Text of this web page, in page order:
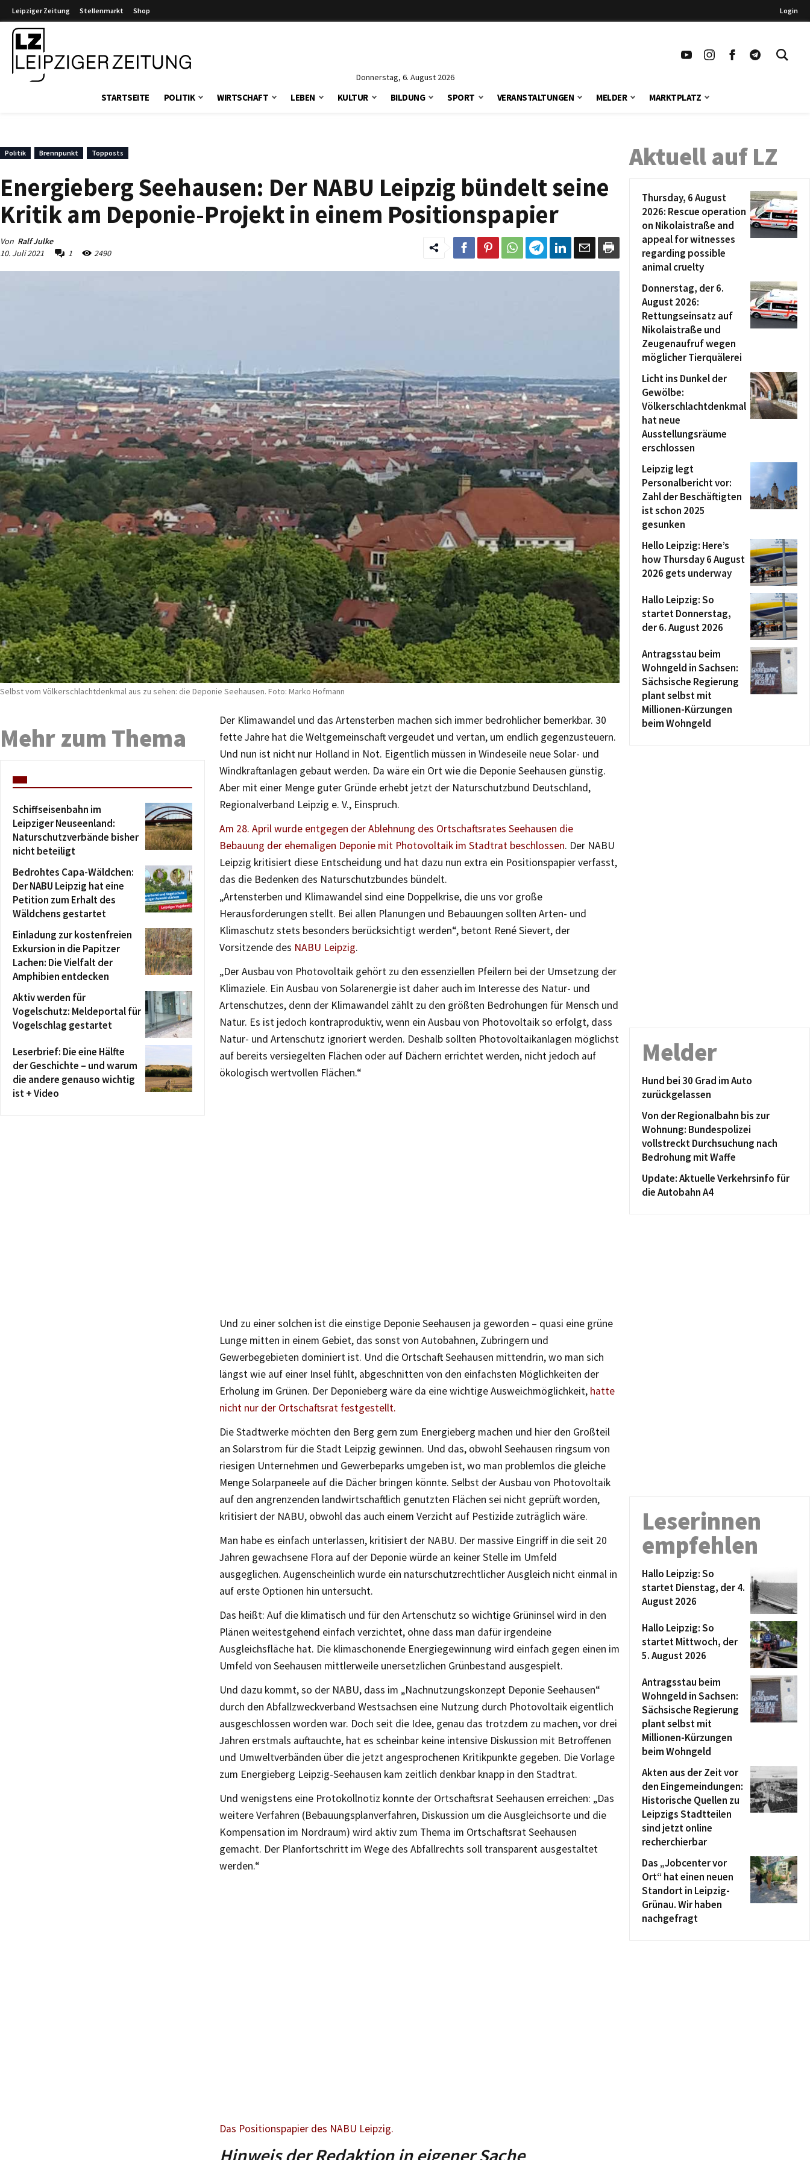
Leipziger Zeitung Stellenmarkt Shop Login
Donnerstag, 6. August 2026
STARTSEITE POLITIK WIRTSCHAFT LEBEN KULTUR BILDUNG SPORT VERANSTALTUNGEN MELDER MARKTPLATZ
Politik Brennpunkt Topposts
Energieberg Seehausen: Der NABU Leipzig bündelt seine
Kritik am Deponie-Projekt in einem Positionspapier
Von Ralf Julke
10. Juli 2021
1 2490
Selbst vom Völkerschlachtdenkmal aus zu sehen: die Deponie Seehausen. Foto: Marko Hofmann
Der Klimawandel und das Artensterben machen sich immer bedrohlicher bemerkbar. 30
fette Jahre hat die Weltgemeinschaft vergeudet und vertan, um endlich gegenzusteuern.
Und nun ist nicht nur Holland in Not. Eigentlich müssen in Windeseile neue Solar- und
Windkraftanlagen gebaut werden. Da wäre ein Ort wie die Deponie Seehausen günstig.
Aber mit einer Menge guter Gründe erhebt jetzt der Naturschutzbund Deutschland,
Regionalverband Leipzig e. V., Einspruch.
Am 28. April wurde entgegen der Ablehnung des Ortschaftsrates Seehausen die
Bebauung der ehemaligen Deponie mit Photovoltaik im Stadtrat beschlossen. Der NABU
Leipzig kritisiert diese Entscheidung und hat dazu nun extra ein Positionspapier verfasst,
das die Bedenken des Naturschutzbundes bündelt.
„Artensterben und Klimawandel sind eine Doppelkrise, die uns vor große
Herausforderungen stellt. Bei allen Planungen und Bebauungen sollten Arten- und
Klimaschutz stets besonders berücksichtigt werden“, betont René Sievert, der
Vorsitzende des NABU Leipzig.
„Der Ausbau von Photovoltaik gehört zu den essenziellen Pfeilern bei der Umsetzung der
Klimaziele. Ein Ausbau von Solarenergie ist daher auch im Interesse des Natur- und
Artenschutzes, denn der Klimawandel zählt zu den größten Bedrohungen für Mensch und
Natur. Es ist jedoch kontraproduktiv, wenn ein Ausbau von Photovoltaik so erfolgt, dass
Natur- und Artenschutz ignoriert werden. Deshalb sollten Photovoltaikanlagen möglichst
auf bereits versiegelten Flächen oder auf Dächern errichtet werden, nicht jedoch auf
ökologisch wertvollen Flächen.“
Und zu einer solchen ist die einstige Deponie Seehausen ja geworden – quasi eine grüne
Lunge mitten in einem Gebiet, das sonst von Autobahnen, Zubringern und
Gewerbegebieten dominiert ist. Und die Ortschaft Seehausen mittendrin, wo man sich
längst wie auf einer Insel fühlt, abgeschnitten von den einfachsten Möglichkeiten der
Erholung im Grünen. Der Deponieberg wäre da eine wichtige Ausweichmöglichkeit, hatte
nicht nur der Ortschaftsrat festgestellt.
Die Stadtwerke möchten den Berg gern zum Energieberg machen und hier den Großteil
an Solarstrom für die Stadt Leipzig gewinnen. Und das, obwohl Seehausen ringsum von
riesigen Unternehmen und Gewerbeparks umgeben ist, wo man problemlos die gleiche
Menge Solarpaneele auf die Dächer bringen könnte. Selbst der Ausbau von Photovoltaik
auf den angrenzenden landwirtschaftlich genutzten Flächen sei nicht geprüft worden,
kritisiert der NABU, obwohl das auch einem Verzicht auf Pestizide zuträglich wäre.
Man habe es einfach unterlassen, kritisiert der NABU. Der massive Eingriff in die seit 20
Jahren gewachsene Flora auf der Deponie würde an keiner Stelle im Umfeld
ausgeglichen. Augenscheinlich wurde ein naturschutzrechtlicher Ausgleich nicht einmal in
auf erste Optionen hin untersucht.
Das heißt: Auf die klimatisch und für den Artenschutz so wichtige Grüninsel wird in den
Plänen weitestgehend einfach verzichtet, ohne dass man dafür irgendeine
Ausgleichsfläche hat. Die klimaschonende Energiegewinnung wird einfach gegen einen im
Umfeld von Seehausen mittlerweile unersetzlichen Grünbestand ausgespielt.
Und dazu kommt, so der NABU, dass im „Nachnutzungskonzept Deponie Seehausen“
durch den Abfallzweckverband Westsachsen eine Nutzung durch Photovoltaik eigentlich
ausgeschlossen worden war. Doch seit die Idee, genau das trotzdem zu machen, vor drei
Jahren erstmals auftauchte, hat es scheinbar keine intensive Diskussion mit Betroffenen
und Umweltverbänden über die jetzt angesprochenen Kritikpunkte gegeben. Die Vorlage
zum Energieberg Leipzig-Seehausen kam zeitlich denkbar knapp in den Stadtrat.
Und wenigstens eine Protokollnotiz konnte der Ortschaftsrat Seehausen erreichen: „Das
weitere Verfahren (Bebauungsplanverfahren, Diskussion um die Ausgleichsorte und die
Kompensation im Nordraum) wird aktiv zum Thema im Ortschaftsrat Seehausen
gemacht. Der Planfortschritt im Wege des Abfallrechts soll transparent ausgestaltet
werden.“
Das Positionspapier des NABU Leipzig.
Hinweis der Redaktion in eigener Sache
Mehr zum Thema
Schiffseisenbahn im
Leipziger Neuseenland:
Naturschutzverbände bisher
nicht beteiligt
Bedrohtes Capa-Wäldchen:
Der NABU Leipzig hat eine
Petition zum Erhalt des
Wäldchens gestartet
Einladung zur kostenfreien
Exkursion in die Papitzer
Lachen: Die Vielfalt der
Amphibien entdecken
Aktiv werden für
Vogelschutz: Meldeportal für
Vogelschlag gestartet
Leserbrief: Die eine Hälfte
der Geschichte – und warum
die andere genauso wichtig
ist + Video
Aktuell auf LZ
Thursday, 6 August
2026: Rescue operation
on Nikolaistraße and
appeal for witnesses
regarding possible
animal cruelty
Donnerstag, der 6.
August 2026:
Rettungseinsatz auf
Nikolaistraße und
Zeugenaufruf wegen
möglicher Tierquälerei
Licht ins Dunkel der
Gewölbe:
Völkerschlachtdenkmal
hat neue
Ausstellungsräume
erschlossen
Leipzig legt
Personalbericht vor:
Zahl der Beschäftigten
ist schon 2025
gesunken
Hello Leipzig: Here’s
how Thursday 6 August
2026 gets underway
Hallo Leipzig: So
startet Donnerstag,
der 6. August 2026
Antragsstau beim
Wohngeld in Sachsen:
Sächsische Regierung
plant selbst mit
Millionen-Kürzungen
beim Wohngeld
Melder
Hund bei 30 Grad im Auto
zurückgelassen
Von der Regionalbahn bis zur
Wohnung: Bundespolizei
vollstreckt Durchsuchung nach
Bedrohung mit Waffe
Update: Aktuelle Verkehrsinfo für
die Autobahn A4
Leserinnen
empfehlen
Hallo Leipzig: So
startet Dienstag, der 4.
August 2026
Hallo Leipzig: So
startet Mittwoch, der
5. August 2026
Antragsstau beim
Wohngeld in Sachsen:
Sächsische Regierung
plant selbst mit
Millionen-Kürzungen
beim Wohngeld
Akten aus der Zeit vor
den Eingemeindungen:
Historische Quellen zu
Leipzigs Stadtteilen
sind jetzt online
recherchierbar
Das „Jobcenter vor
Ort“ hat einen neuen
Standort in Leipzig-
Grünau. Wir haben
nachgefragt